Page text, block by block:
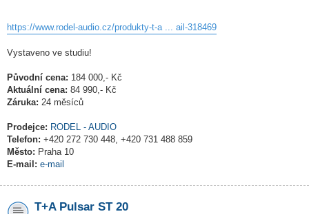
https://www.rodel-audio.cz/produkty-t-a ... ail-318469
Vystaveno ve studiu!
Původní cena: 184 000,- Kč
Aktuální cena: 84 990,- Kč
Záruka: 24 měsíců
Prodejce: RODEL - AUDIO
Telefon: +420 272 730 448, +420 731 488 859
Město: Praha 10
E-mail: e-mail
T+A Pulsar ST 20